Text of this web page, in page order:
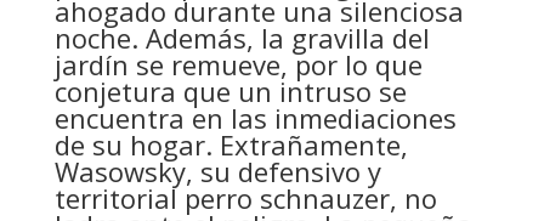
ahogado durante una silenciosa
noche. Además, la gravilla del
jardín se remueve, por lo que
conjetura que un intruso se
encuentra en las inmediaciones
de su hogar. Extrañamente,
Wasowsky, su defensivo y
territorial perro schnauzer, no